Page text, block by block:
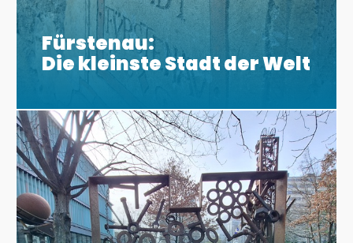
Fürstenau:
Die kleinste Stadt der Welt